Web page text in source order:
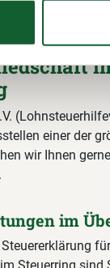
einer der
wir Ihnen
im